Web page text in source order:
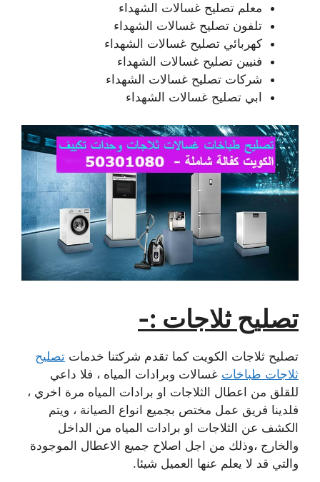
معلم تصليح غسالات الشهداء
تلفون تصليح غسالات الشهداء
كهربائي تصليح غسالات الشهداء
فنيين تصليح غسالات الشهداء
شركات تصليح غسالات الشهداء
ابي تصليح غسالات الشهداء
تصليح ثلاجات :-
تصليح ثلاجات الكويت كما تقدم شركتنا خدمات تصليح
ثلاجات طباخات غسالات وبرادات المياه ، فلا داعي
للقلق من اعطال الثلاجات او برادات المياه مرة اخري ،
فلدينا فريق عمل مختص بجميع انواع الصيانة ، ويتم
الكشف عن الثلاجات او برادات المياه من الداخل
والخارج ،وذلك من اجل اصلاح جميع الاعطال الموجودة
والتي قد لا يعلم عنها العميل شيئا.